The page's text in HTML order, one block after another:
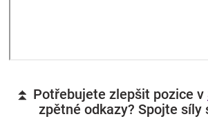
⏫ Potřebujete zlepšit pozice v
zpětné odkazy? Spojte síly